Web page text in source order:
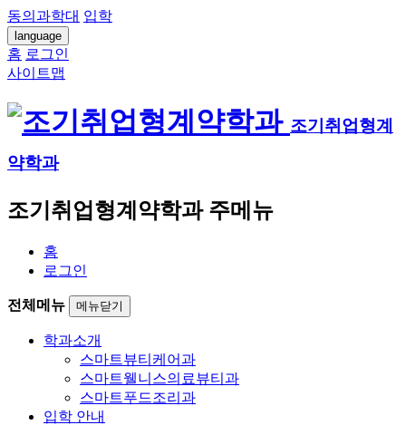
동의과학대 입학
language
홈 로그인
사이트맵
조기취업형계
약학과
조기취업형계약학과 주메뉴
홈
로그인
전체메뉴 메뉴닫기
학과소개
스마트뷰티케어과
스마트웰니스의료뷰티과
스마트푸드조리과
입학 안내